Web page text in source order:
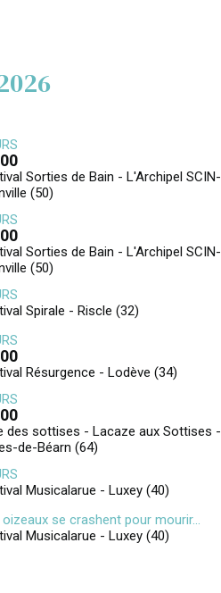
Sorties de Bain - L'Archipel SCIN-
(50)
Sorties de Bain - L'Archipel SCIN-
(50)
Spirale - Riscle (32)
Résurgence - Lodève (34)
des sottises - Lacaze aux Sottises -
de-Béarn (64)
Musicalarue - Luxey (40)
se crashent pour mourir...
Musicalarue - Luxey (40)